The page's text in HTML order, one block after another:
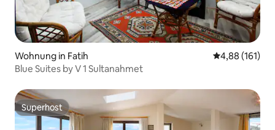
Wohnung in Fatih
4,88 (161)
Blue Suites by V 1 Sultanahmet
Superhost
Superhost